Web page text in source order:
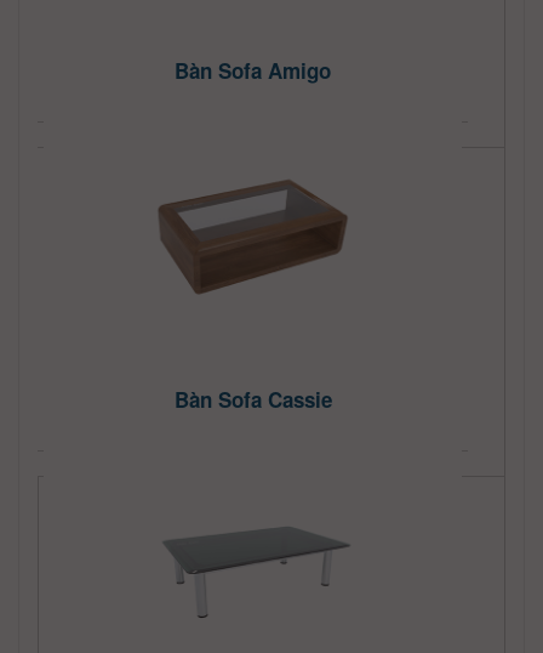
Bàn Sofa Amigo
Bàn Sofa Cassie